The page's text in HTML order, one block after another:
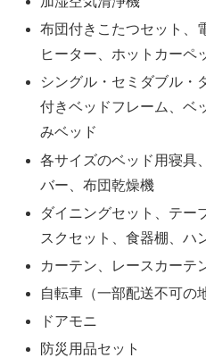
布団付きこたつセット、
ヒーター、ホットカーペ
シングル・セミダブル・
付きベッドフレーム、ベ
みベッド
各サイズのベッド用寝具
バー、布団乾燥機
ダイニングセット、テー
スクセット、食器棚、ハ
カーテン、レースカーテ
自転車（一部配送不可の
ドアモニ
防災用品セット